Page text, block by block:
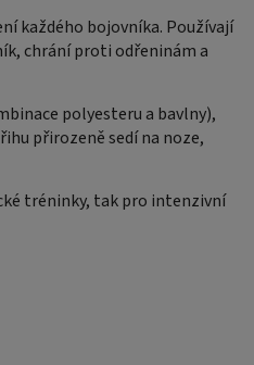
každého bojovníka. Používají
chrání proti odřeninám a
polyesteru a bavlny),
přirozeně sedí na noze,
tréninky, tak pro intenzivní